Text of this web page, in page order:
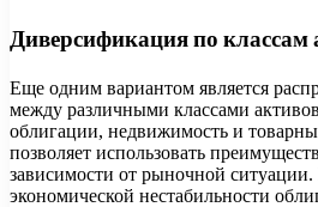
Диверсификация по классам
Еще одним вариантом является
между различными классами
облигации, недвижимость и
позволяет использовать
зависимости от рыночной
экономической нестабильности